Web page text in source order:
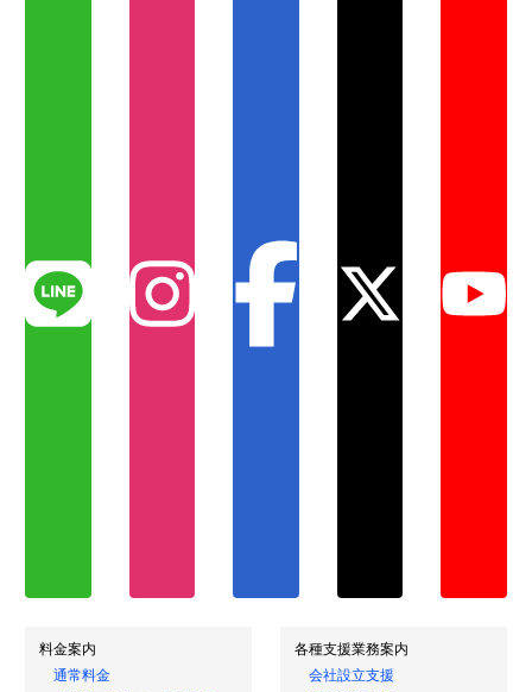
料金案内
通常料金
各種支援業務案内
会社設立支援